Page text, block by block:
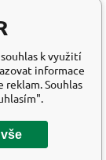
k využití
informace
reklam. Souhlas